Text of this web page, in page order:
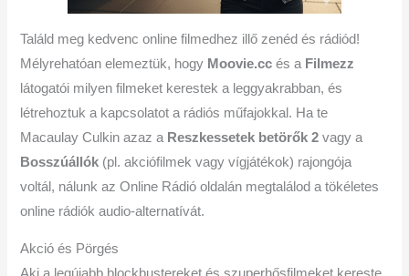
Találd meg kedvenc online filmedhez illő zenéd és rádiód!
Mélyrehatóan elemeztük, hogy Moovie.cc és a Filmezz
látogatói milyen filmeket kerestek a leggyakrabban, és
létrehoztuk a kapcsolatot a rádiós műfajokkal. Ha te
Macaulay Culkin azaz a Reszkessetek betörők 2 vagy a
Bosszúállók (pl. akciófilmek vagy vígjátékok) rajongója
voltál, nálunk az Online Rádió oldalán megtalálod a tökéletes
online rádiók audio-alternatívát.
Akció és Pörgés